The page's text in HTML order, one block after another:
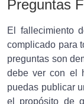
Preguntas
El fallecimiento
complicado para
preguntas son
debe ver con el
puedas publicar
el propósito de